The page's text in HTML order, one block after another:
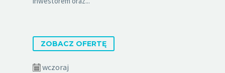
ZOBACZ OFERTĘ
wczoraj